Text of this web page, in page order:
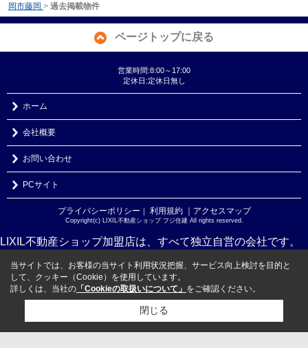
岡市藤岡 > 過去掲載物件
ページトップに戻る
営業時間:8:00～17:00
定休日:定休日無し
ホーム
会社概要
お問い合わせ
PCサイト
プライバシーポリシー ｜ 利用規約 ｜アクセスマップ
Copyright(c) LIXIL不動産ショップ フジ住建 All rights reserved.
LIXIL不動産ショップ加盟店は、すべて独立自営の会社です。
当サイトでは、お客様の当サイト利用状況把握、サービス向上検討を目的と
して、クッキー（Cookie）を使用しています。
詳しくは、当社の 「Cookieの取扱いについて」 をご確認ください。
閉じる